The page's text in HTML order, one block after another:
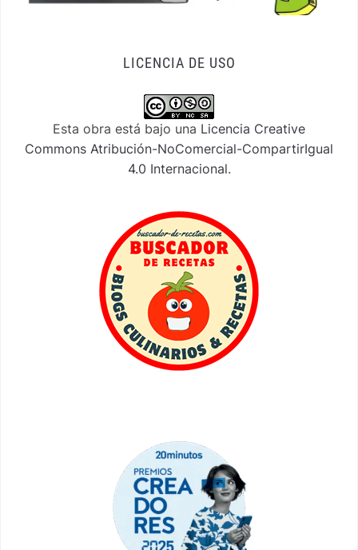
LICENCIA DE USO
Esta obra está bajo una Licencia Creative
Commons Atribución-NoComercial-CompartirIgual
4.0 Internacional.